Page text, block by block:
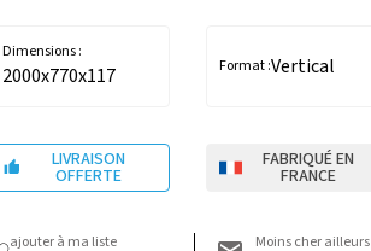
Radiateur eau chaude ACOVA.
Dimensions :
2000x770x117 Format :Vertical
 LIVRAISON
OFFERTE
FABRIQUÉ EN
FRANCE
ajouter à ma liste
Moins cher ailleurs